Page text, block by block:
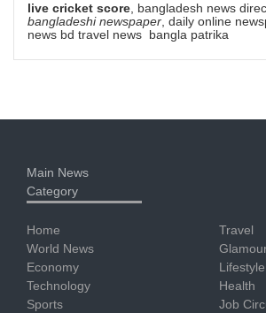
live cricket score , bangladesh news
bangladeshi newspaper , daily online
news bd travel news bangla patrika
Main News
Category
Home
World News
Economy
Technology
Sports
Travel
Lifestyle
Health
Job